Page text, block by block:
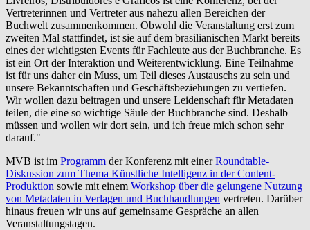
Vertreterinnen und Vertreter aus nahezu allen Bereichen der
Buchwelt zusammenkommen. Obwohl die Veranstaltung erst zum
zweiten Mal stattfindet, ist sie auf dem brasilianischen Markt bereits
eines der wichtigsten Events für Fachleute aus der Buchbranche. Es
ist ein Ort der Interaktion und Weiterentwicklung. Eine Teilnahme
ist für uns daher ein Muss, um Teil dieses Austauschs zu sein und
unsere Bekanntschaften und Geschäftsbeziehungen zu vertiefen.
Wir wollen dazu beitragen und unsere Leidenschaft für Metadaten
teilen, die eine so wichtige Säule der Buchbranche sind. Deshalb
müssen und wollen wir dort sein, und ich freue mich schon sehr
darauf."
MVB ist im Programm der Konferenz mit einerRoundtable-
Diskussion zum Thema Künstliche Intelligenz in der Content-
Produktion sowie mit einem Workshop über die gelungene Nutzung
von Metadaten in Verlagen und Buchhandlungen vertreten. Darüber
hinaus freuen wir uns auf gemeinsame Gespräche an allen
Veranstaltungstagen.